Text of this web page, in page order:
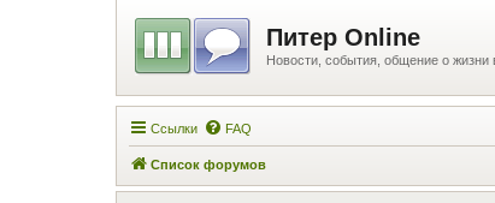
Питер Online
Новости, события, общение о жизни
Ссылки FAQ
Список форумов